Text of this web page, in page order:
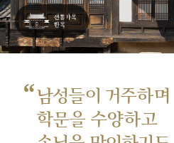
“남성들이 거주하며
학문을 수양하고